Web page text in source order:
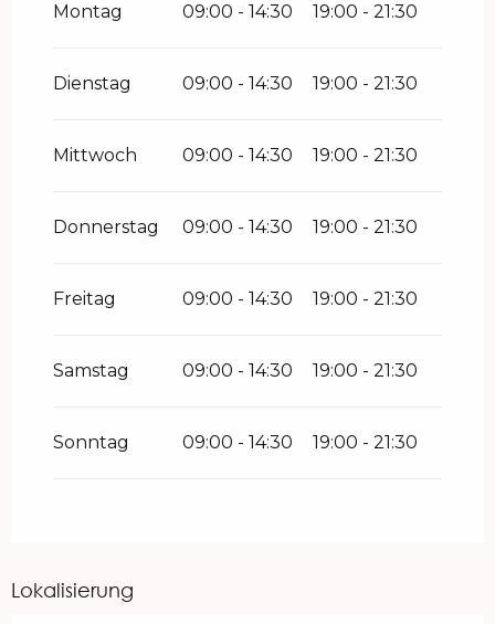
November 2026
Montag 09:00 - 14:30 19:00 - 21:30
Dienstag 09:00 - 14:30 19:00 - 21:30
Mittwoch 09:00 - 14:30 19:00 - 21:30
Donnerstag 09:00 - 14:30 19:00 - 21:30
Freitag 09:00 - 14:30 19:00 - 21:30
Samstag 09:00 - 14:30 19:00 - 21:30
Sonntag 09:00 - 14:30 19:00 - 21:30
Lokalisierung